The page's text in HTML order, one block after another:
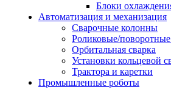
Блоки
Автоматизация и механизация
Сварочные колонны
Роликовые/
Орбитальная сварка
Установки кольцевой
Трактора и каретки
Промышленные роботы